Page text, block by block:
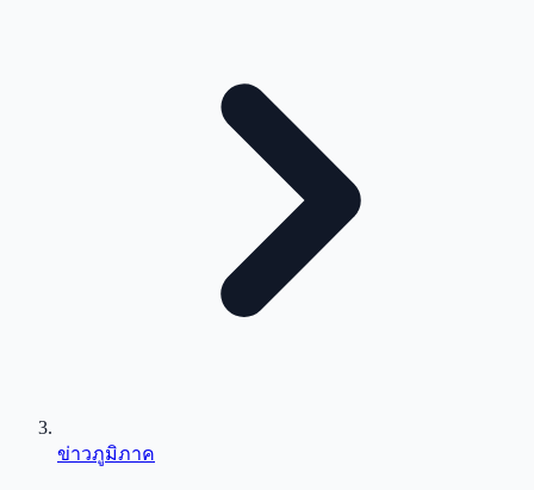
ข่าวภูมิภาค